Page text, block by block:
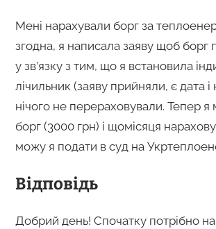
Мені нарахували борг за
згодна, я написала заяву щоб борг
у зв’язку з тим, що я встановила
лічильник (заяву прийняли, є дата
нічого не перераховували. Тепер
борг (3000 грн) і щомісяця
можу я подати в суд на
Відповідь
Добрий день! Спочатку потрібно